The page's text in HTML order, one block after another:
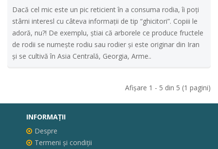
Dacă cel mic este un pic reticient în a consuma rodia, îi poți
stârni interesl cu câteva informații de tip “ghicitori”. Copiii le
adoră, nu?! De exemplu, știai că arborele ce produce fructele
de rodii se numește rodiu sau rodier și este originar din Iran
și se cultivă în Asia Centrală, Georgia, Arme..
Afişare 1 - 5 din 5 (1 pagini)
INFORMAŢII
Despre
Termeni și condiții